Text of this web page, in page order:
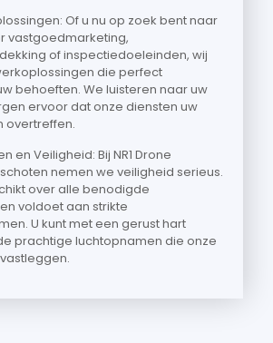
Of u nu op zoek bent naar
vastgoedmarketing,
of inspectiedoeleinden, wij
die perfect
behoeften. We luisteren naar uw
ervoor dat onze diensten uw
overtreffen.
en Veiligheid: Bij NR1 Drone
nemen we veiligheid serieus.
over alle benodigde
voldoet aan strikte
U kunt met een gerust hart
prachtige luchtopnamen die onze